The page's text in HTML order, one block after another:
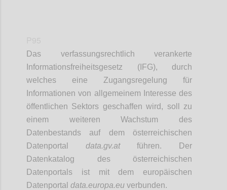
Das verfassungsrechtlich verankerte
Informationsfreiheitsgesetz (IFG), durch
welches eine Zugangsregelung für
Informationen von allgemeinem Interesse des
öffentlichen Sektors geschaffen wird, soll zu
einem weiteren Wachstum des
Datenbestands auf dem österreichischen
Datenportal data.gv.atführen. Der
Datenkatalog des österreichischen
Datenportals ist mit dem europäischen
Datenportal data.europa.eu verbunden.